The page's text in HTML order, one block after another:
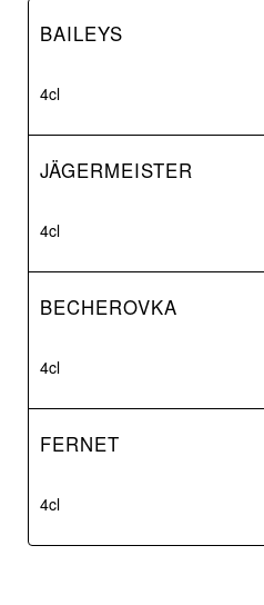
BAILEYS
4cl
JÄGERMEISTER
4cl
BECHEROVKA
4cl
FERNET
4cl